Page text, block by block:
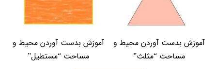
آموزش بدست آوردن محیط و
مساحت “مثلث”
آموزش بدست آوردن محیط و
مساحت “مستطیل”